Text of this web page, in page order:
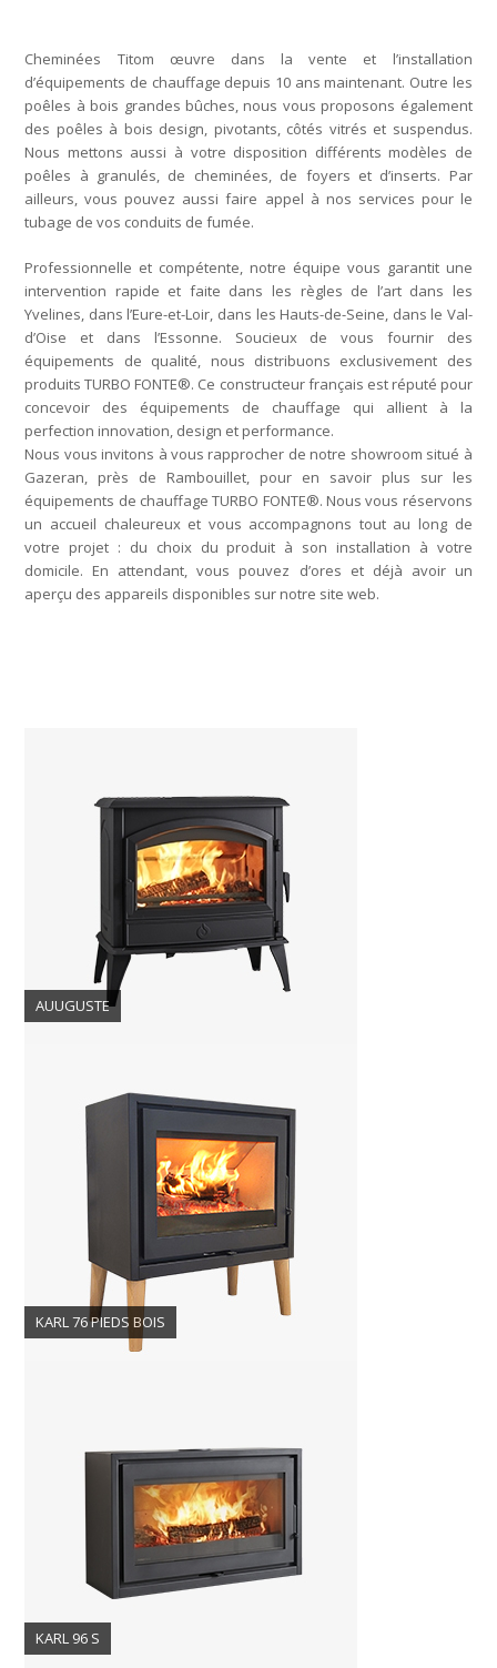
Cheminées Titom œuvre dans la vente et l’installation
d’équipements de chauffage depuis 10 ans maintenant. Outre les
poêles à bois grandes bûches, nous vous proposons également
des poêles à bois design, pivotants, côtés vitrés et suspendus.
Nous mettons aussi à votre disposition différents modèles de
poêles à granulés, de cheminées, de foyers et d’inserts. Par
ailleurs, vous pouvez aussi faire appel à nos services pour le
tubage de vos conduits de fumée.
Professionnelle et compétente, notre équipe vous garantit une
intervention rapide et faite dans les règles de l’art dans les
Yvelines, dans l’Eure-et-Loir, dans les Hauts-de-Seine, dans le Val-
d’Oise et dans l’Essonne. Soucieux de vous fournir des
équipements de qualité, nous distribuons exclusivement des
produits TURBO FONTE®. Ce constructeur français est réputé pour
concevoir des équipements de chauffage qui allient à la
perfection innovation, design et performance.
Nous vous invitons à vous rapprocher de notre showroom situé à
Gazeran, près de Rambouillet, pour en savoir plus sur les
équipements de chauffage TURBO FONTE®. Nous vous réservons
un accueil chaleureux et vous accompagnons tout au long de
votre projet : du choix du produit à son installation à votre
domicile. En attendant, vous pouvez d’ores et déjà avoir un
aperçu des appareils disponibles sur notre site web.
AUUGUSTE
KARL 76 PIEDS BOIS
KARL 96 S